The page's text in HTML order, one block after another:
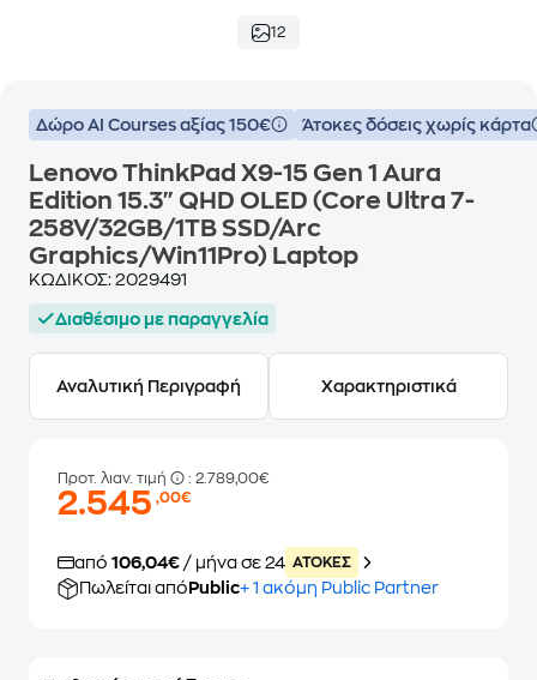
12
Δώρο ΑΙ Courses αξίας 150€ Άτοκες δόσεις χωρίς κάρτα
Lenovo ThinkPad X9-15 Gen 1 Aura
Edition 15.3" QHD OLED (Core Ultra 7-
258V/32GB/1TB SSD/Arc
Graphics/Win11Pro) Laptop
ΚΩΔΙΚΟΣ: 2029491
Διαθέσιμο με παραγγελία
Αναλυτική Περιγραφή Χαρακτηριστικά
Προτ. λιαν. τιμή : 2.789,00€
2.545,00€
από 106,04€ / μήνα σε 24 ATOKEΣ
Πωλείται από Public+ 1 ακόμη Public Partner